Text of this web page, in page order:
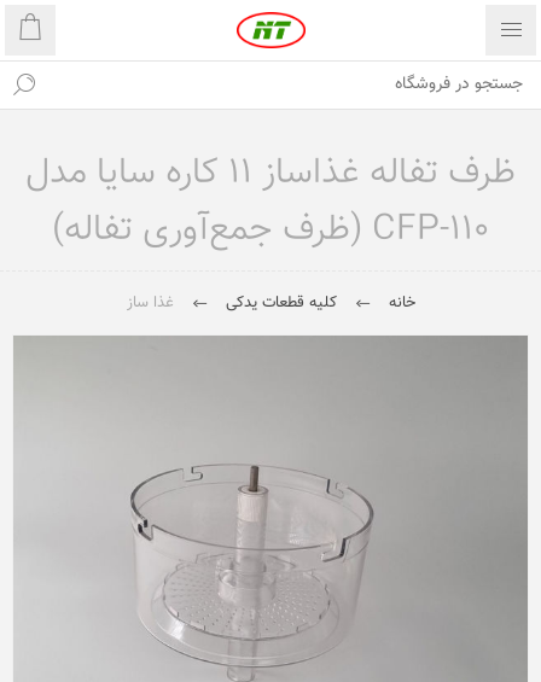
ظرف تفاله غذاساز 11 کاره سایا مدل
CFP-110 (ظرف جمع‌آوری تفاله)
خانه کلیه قطعات یدکی غذا ساز